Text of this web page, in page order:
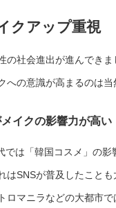
クアップ重視
の社会進出が進んできま
への意識が高まるのは当
メイクの影響力が高い
では「韓国コスメ」の
はSNSが普及したことも
ロマニラなどの大都市